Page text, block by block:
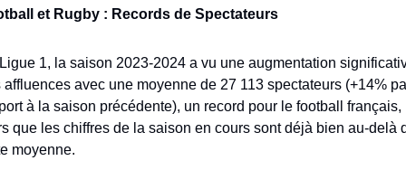
et Rugby : Records de Spectateurs
1, la saison 2023-2024 a vu une augmentation
affluences avec une moyenne de 27 113 spectateurs (+14%
à la saison précédente), un record pour le football français,
que les chiffres de la saison en cours sont déjà bien au-delà
moyenne.